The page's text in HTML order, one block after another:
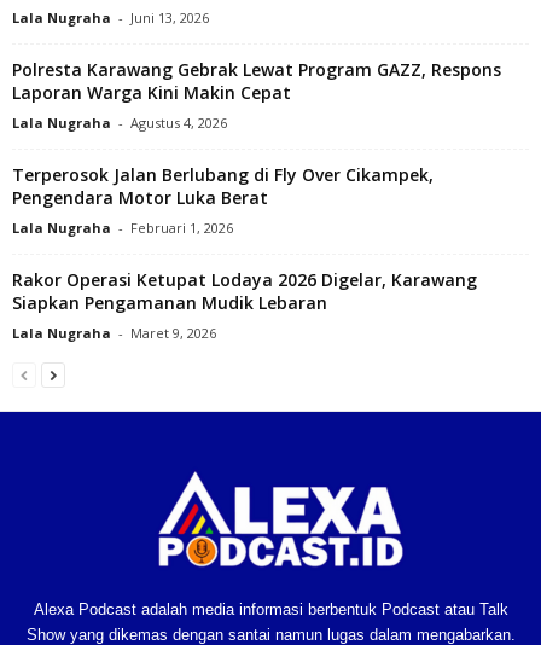
Lala Nugraha - Juni 13, 2026
Polresta Karawang Gebrak Lewat Program GAZZ, Respons
Laporan Warga Kini Makin Cepat
Lala Nugraha - Agustus 4, 2026
Terperosok Jalan Berlubang di Fly Over Cikampek,
Pengendara Motor Luka Berat
Lala Nugraha - Februari 1, 2026
Rakor Operasi Ketupat Lodaya 2026 Digelar, Karawang
Siapkan Pengamanan Mudik Lebaran
Lala Nugraha - Maret 9, 2026
Alexa Podcast adalah media informasi berbentuk Podcast atau Talk
Show yang dikemas dengan santai namun lugas dalam mengabarkan.